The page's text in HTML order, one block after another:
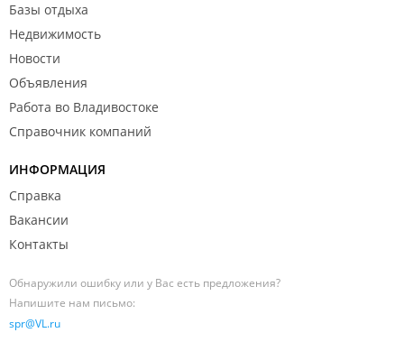
Базы отдыха
Недвижимость
Новости
Объявления
Работа во Владивостоке
Справочник компаний
ИНФОРМАЦИЯ
Справка
Вакансии
Контакты
Обнаружили ошибку или у Вас есть предложения?
Напишите нам письмо:
spr@VL.ru